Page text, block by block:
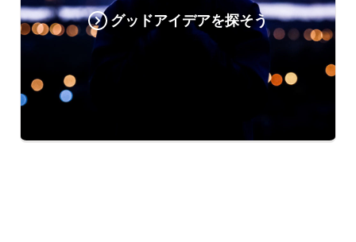
グッドアイデアを探そう